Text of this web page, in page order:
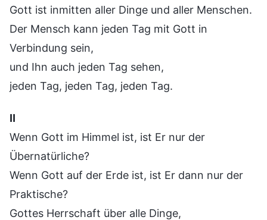
Gott ist inmitten aller Dinge und aller Menschen.
Der Mensch kann jeden Tag mit Gott in
Verbindung sein,
und Ihn auch jeden Tag sehen,
jeden Tag, jeden Tag, jeden Tag.
Ⅱ
Wenn Gott im Himmel ist, ist Er nur der
Übernatürliche?
Wenn Gott auf der Erde ist, ist Er dann nur der
Praktische?
Gottes Herrschaft über alle Dinge,